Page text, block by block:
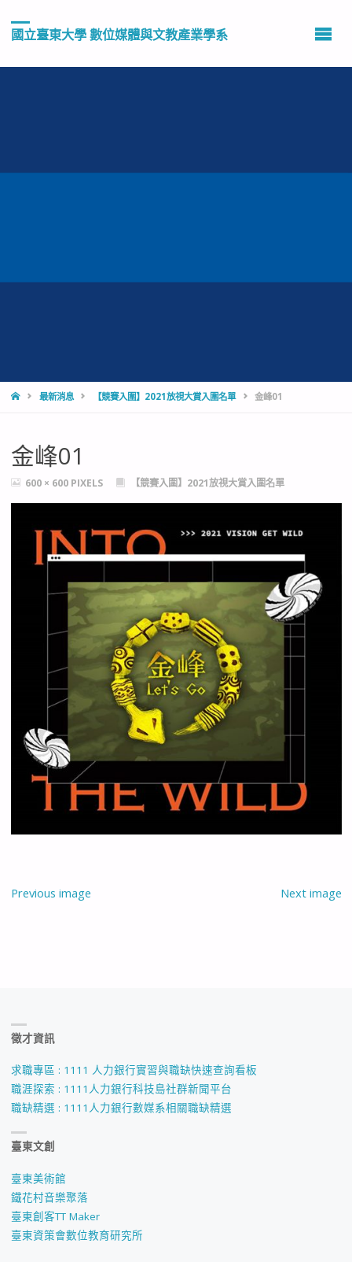
國立臺東大學 數位媒體與文教產業學系
HOME最新消息 【競賽入圍】2021放視大賞入圍名單 金峰01
金峰01
FULL600 × 600 PIXELS 【競賽入圍】2021放視大賞入圍名單
Previous image Next image
徵才資訊
求職專區 : 1111 人力銀行實習與職缺快速查詢看板
職涯探索 : 1111人力銀行科技島社群新聞平台
職缺精選 : 1111人力銀行數媒系相關職缺精選
臺東文創
臺東美術館
鐵花村音樂聚落
臺東創客TT Maker
臺東資策會數位教育研究所